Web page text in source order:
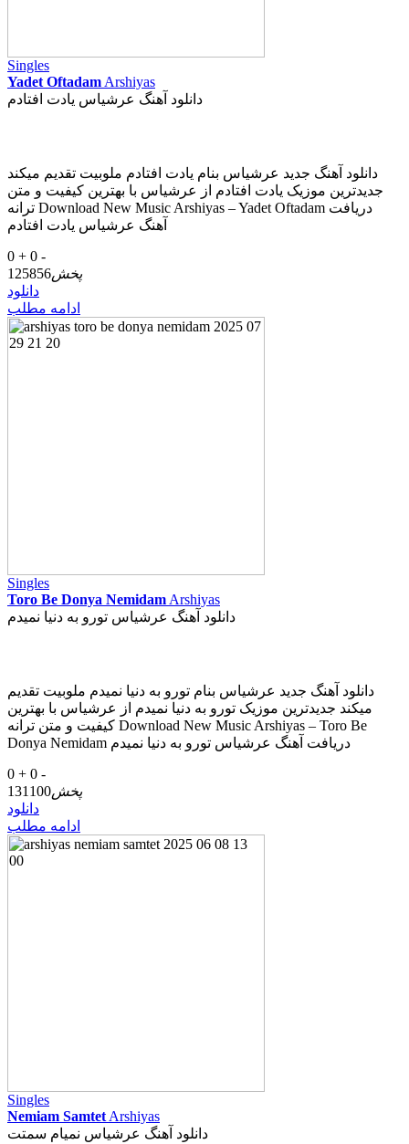
Singles
Yadet Oftadam Arshiyas
دانلود آهنگ عرشیاس یادت افتادم
دانلود آهنگ جدید عرشیاس بنام یادت افتادم ملوبیت تقدیم میکند
جدیدترین موزیک یادت افتادم از عرشیاس با بهترین کیفیت و متن
ترانه Download New Music Arshiyas – Yadet Oftadam دریافت
آهنگ عرشیاس یادت افتادم
0 + 0 -
پخش125856
دانلود
ادامه مطلب
Singles
Toro Be Donya Nemidam Arshiyas
دانلود آهنگ عرشیاس تورو به دنیا نمیدم
دانلود آهنگ جدید عرشیاس بنام تورو به دنیا نمیدم ملوبیت تقدیم
میکند جدیدترین موزیک تورو به دنیا نمیدم از عرشیاس با بهترین
کیفیت و متن ترانه Download New Music Arshiyas – Toro Be
Donya Nemidam دریافت آهنگ عرشیاس تورو به دنیا نمیدم
0 + 0 -
پخش131100
دانلود
ادامه مطلب
Singles
Nemiam Samtet Arshiyas
دانلود آهنگ عرشیاس نمیام سمتت